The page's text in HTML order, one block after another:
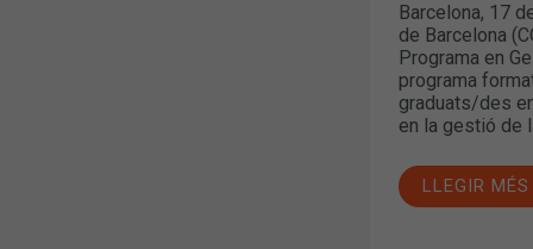
Barcelona, 17
de Barcelona
Programa en
programa
graduats/des
en la gestió de
LLEGIR MÉS